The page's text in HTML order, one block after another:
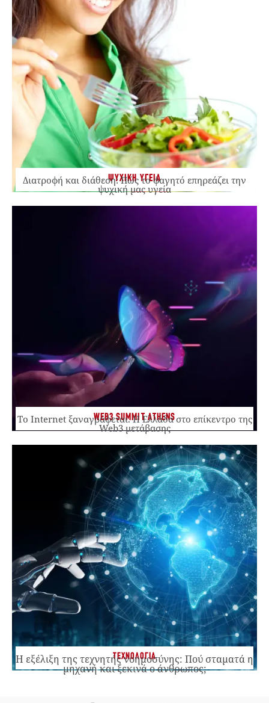
ΨΥΧΙΚΗ ΥΓΕΙΑ
Διατροφή και διάθεση: Πώς το φαγητό επηρεάζει την
ψυχική μας υγεία
WEB3 SUMMIT ATHENS
Το Internet ξαναγράφεται. Η Ελλάδα στο επίκεντρο της
Web3 μετάβασης
ΤΕΧΝΟΛΟΓΙΑ
Η εξέλιξη της τεχνητής νοημοσύνης: Πού σταματά η
μηχανή και ξεκινά ο άνθρωπος;